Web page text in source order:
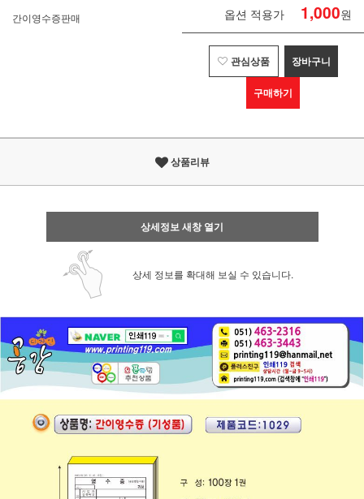
간이영수증판매 옵션 적용가 1,000원
관심상품 장바구니
구매하기
상품리뷰
상세정보 새창 열기
상세 정보를 확대해 보실 수 있습니다.